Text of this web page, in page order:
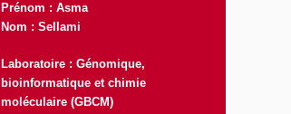
Prénom : Asma
Nom : Sellami
Laboratoire :Génomique,
bioinformatique et chimie
moléculaire (GBCM)